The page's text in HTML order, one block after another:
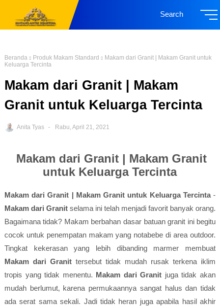
Search
Beranda Produk Makam Standard
Makam dari Granit | Makam Granit untuk
Keluarga Tercinta
Makam dari Granit | Makam
Granit untuk Keluarga Tercinta
Anita Tyas Rabu, April 21, 2021
Makam dari Granit | Makam Granit
untuk Keluarga Tercinta
Makam dari Granit | Makam Granit untuk Keluarga Tercinta-
Makam dari Granitselama ini telah menjadi favorit banyak orang.
Bagaimana tidak? Makam berbahan dasar batuan granit ini begitu
cocok untuk penempatan makam yang notabebe di area outdoor.
Tingkat kekerasan yang lebih dibanding marmer membuat
Makam dari Granittersebut tidak mudah rusak terkena iklim
tropis yang tidak menentu. Makam dari Granit juga tidak akan
mudah berlumut, karena permukaannya sangat halus dan tidak
ada serat sama sekali. Jadi tidak heran juga apabila hasil akhir